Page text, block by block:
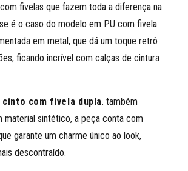
fivelas que fazem toda a diferença na
é o caso do modelo em PU com fivela
em metal, que dá um toque retrô
ficando incrível com calças de cintura
cinto com fivela dupla. também
material sintético, a peça conta com
garante um charme único ao look,
descontraído.